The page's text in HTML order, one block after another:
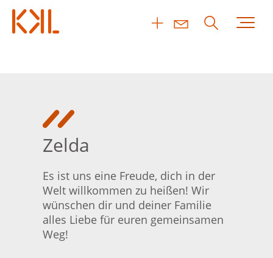
Zelda
Es ist uns eine Freude, dich in der
Welt willkommen zu heißen! Wir
wünschen dir und deiner Familie
alles Liebe für euren gemeinsamen
Weg!